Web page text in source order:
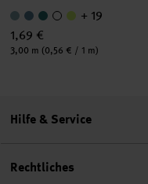
+ 19
1,69 €
Inhalt:
3,00 m (0,56 € / 1 m)
Hilfe & Service
Rechtliches